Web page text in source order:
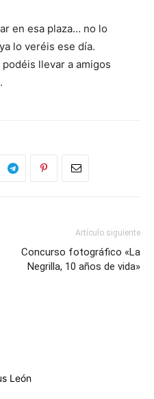
en esa plaza… no lo
lo veréis ese día.
llevar a amigos
Artículo siguiente
Concurso fotográfico «La
Negrilla, 10 años de vida»